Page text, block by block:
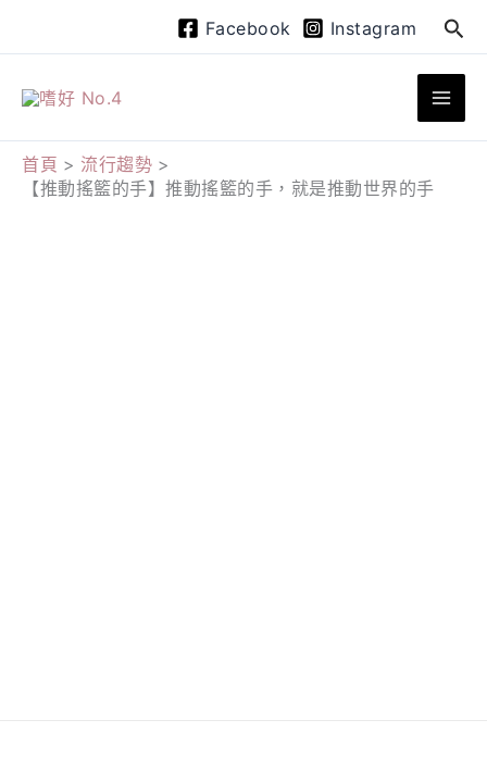
至
Facebook Instagram
搜
尋
首頁
流行趨勢
【推動搖籃的手】推動搖籃的手，就是推動世界的手